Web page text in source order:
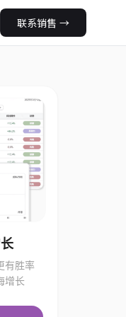
联系销售 →
有胜率
增长